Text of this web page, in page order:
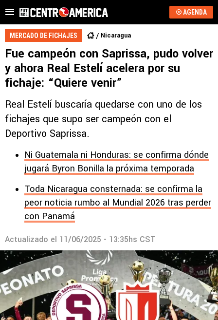
AGENDA
MERCADO DE FICHAJES Nicaragua
Fue campeón con Saprissa, pudo volver
y ahora Real Estelí acelera por su
fichaje: “Quiere venir”
Real Estelí buscaría quedarse con uno de los
fichajes que supo ser campeón con el
Deportivo Saprissa.
Ni Guatemala ni Honduras: se confirma dónde
jugará Byron Bonilla la próxima temporada
Toda Nicaragua consternada: se confirma la
peor noticia rumbo al Mundial 2026 tras perder
con Panamá
Actualizado el 11/06/2025 - 13:35hs CST